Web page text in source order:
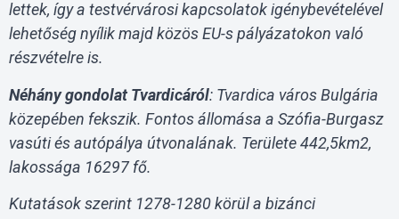
lettek, így a testvérvárosi kapcsolatok igénybevételével
lehetőség nyílik majd közös EU-s pályázatokon való
részvételre is.
Néhány gondolat Tvardicáról: Tvardica város Bulgária
közepében fekszik. Fontos állomása a Szófia-Burgasz
vasúti és autópálya útvonalának. Területe 442,5km2,
lakossága 16297 fő.
Kutatások szerint 1278-1280 körül a bizánci